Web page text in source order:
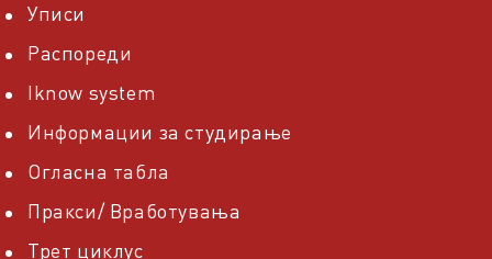
Уписи
Распореди
Iknow system
Информации за студирање
Огласна табла
Пракси/ Вработувања
Трет циклус